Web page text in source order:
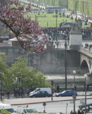
В
Шэньси из-
тыс.
Авг 6, 2026
МЕГА и
установили
вторсырья
Авг 6, 2026